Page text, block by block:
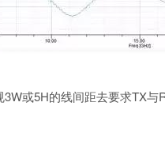
或5H的线间距去要求TX